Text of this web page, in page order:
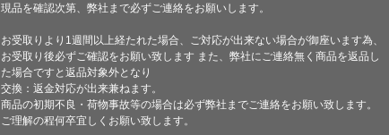
現品を確認次第、弊社まで必ずご連絡をお願いします。
お受取りより1週間以上経たれた場合、ご対応が出来ない場合が御座います為、
お受取り後必ずご確認をお願い致します また、弊社にご連絡無く商品を返品し
た場合ですと返品対象外となり
交換：返金対応が出来兼ねます。
商品の初期不良・荷物事故等の場合は必ず弊社までご連絡をお願い致します。
ご理解の程何卒宜しくお願い致します。